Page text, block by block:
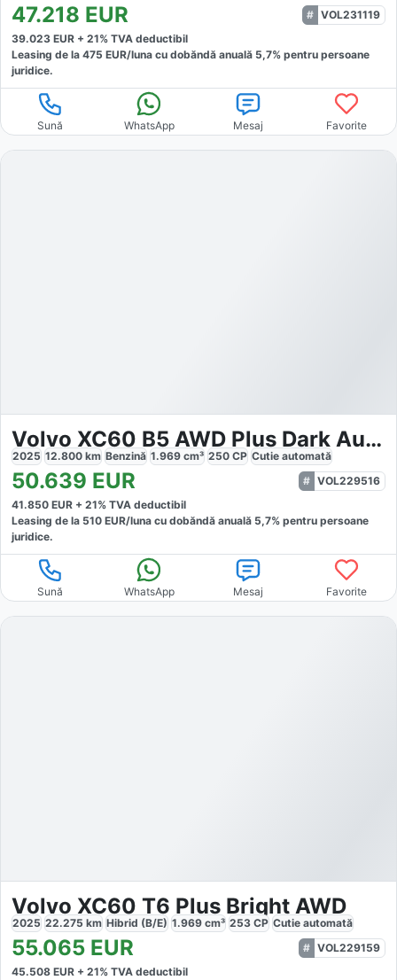
47.218 EUR
VOL231119
39.023 EUR + 21% TVA deductibil
Leasing de la 475 EUR/luna cu dobăndă anuală 5,7% pentru persoane
juridice.
Sună WhatsApp Mesaj Favorite
Volvo XC60 B5 AWD Plus Dark Auto
2025 12.800 km Benzină 1.969 cm³ 250 CP Cutie automată
50.639 EUR
VOL229516
41.850 EUR + 21% TVA deductibil
Leasing de la 510 EUR/luna cu dobăndă anuală 5,7% pentru persoane
juridice.
Sună WhatsApp Mesaj Favorite
Volvo XC60 T6 Plus Bright AWD
2025 22.275 km Hibrid (B/E) 1.969 cm³ 253 CP Cutie automată
55.065 EUR
VOL229159
45.508 EUR + 21% TVA deductibil